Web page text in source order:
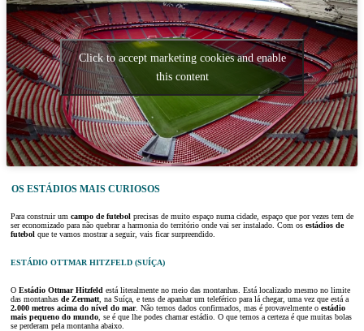
Click to accept marketing cookies and enable
this content
OS ESTÁDIOS MAIS CURIOSOS
Para construir um campo de futebol precisas de muito espaço numa cidade, espaço que por vezes tem de
ser economizado para não quebrar a harmonia do território onde vai ser instalado. Com os estádios de
futebol que te vamos mostrar a seguir, vais ficar surpreendido.
ESTÁDIO OTTMAR HITZFELD (SUÍÇA)
O Estádio Ottmar Hitzfeld está literalmente no meio das montanhas. Está localizado mesmo no limite
das montanhas de Zermatt , na Suíça, e tens de apanhar um teleférico para lá chegar, uma vez que está a
2.000 metros acima do nível do mar. Não temos dados confirmados, mas é provavelmente o estádio
mais pequeno do mundo , se é que lhe podes chamar estádio. O que temos a certeza é que muitas bolas
se perderam pela montanha abaixo.